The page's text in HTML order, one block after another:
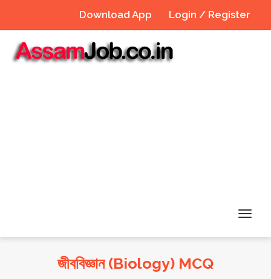
Login / Register
Download App
জীববিজ্ঞান (Biology) MCQ